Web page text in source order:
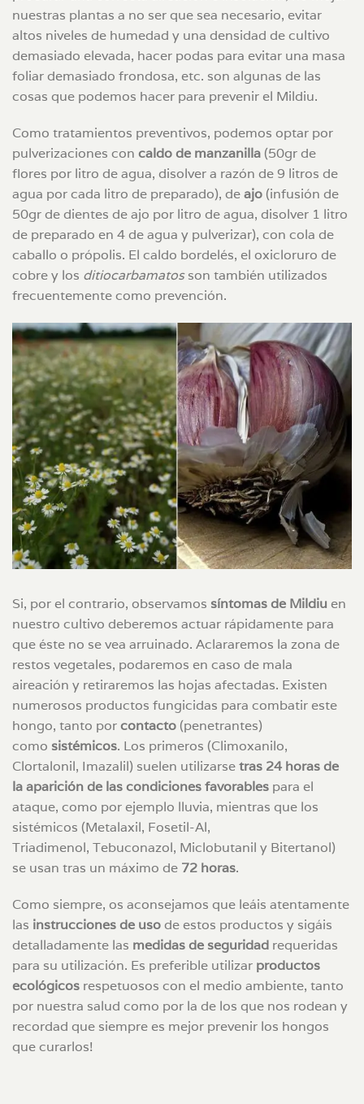
nuestras plantas a no ser que sea necesario, evitar
altos niveles de humedad y una densidad de cultivo
demasiado elevada, hacer podas para evitar una masa
foliar demasiado frondosa, etc. son algunas de las
cosas que podemos hacer para prevenir el Mildiu.
Como tratamientos preventivos, podemos optar por
pulverizaciones con caldo de manzanilla (50gr de
flores por litro de agua, disolver a razón de 9 litros de
agua por cada litro de preparado), deajo (infusión de
50gr de dientes de ajo por litro de agua, disolver 1 litro
de preparado en 4 de agua y pulverizar), con cola de
caballo o própolis. El caldo bordelés, el oxicloruro de
cobre y los ditiocarbamatosson también utilizados
frecuentemente como prevención.
Si, por el contrario, observamos síntomas de Mildiu en
nuestro cultivo deberemos actuar rápidamente para
que éste no se vea arruinado. Aclararemos la zona de
restos vegetales, podaremos en caso de mala
aireación y retiraremos las hojas afectadas. Existen
numerosos productos fungicidas para combatir este
hongo, tanto porcontacto (penetrantes)
como sistémicos. Los primeros (Climoxanilo,
Clortalonil, Imazalil) suelen utilizarsetras 24 horas de
la aparición de las condiciones favorables para el
ataque, como por ejemplo lluvia, mientras que los
sistémicos (Metalaxil, Fosetil-Al,
Triadimenol, Tebuconazol, Miclobutanil y Bitertanol)
se usan tras un máximo de 72 horas.
Como siempre, os aconsejamos que leáis atentamente
las instrucciones de usode estos productos y sigáis
detalladamente las medidas de seguridad requeridas
para su utilización. Es preferible utilizar productos
ecológicos respetuosos con el medio ambiente, tanto
por nuestra salud como por la de los que nos rodean y
recordad que siempre es mejor prevenir los hongos
que curarlos!